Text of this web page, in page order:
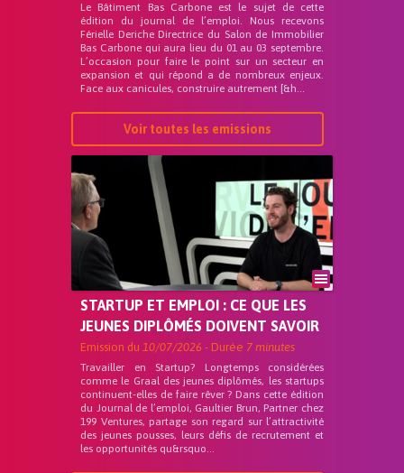
Le Bâtiment Bas Carbone est le sujet de cette
édition du journal de l’emploi. Nous recevons
Férielle Deriche Directrice du Salon de Immobilier
Bas Carbone qui aura lieu du 01 au 03 septembre.
L’occasion pour faire le point sur un secteur en
expansion et qui répond a de nombreux enjeux.
Face aux canicules, construire autrement [&h...
Voir toutes les emissions
STARTUP ET EMPLOI : CE QUE LES
JEUNES DIPLÔMÉS DOIVENT SAVOIR
Emission du 10/07/2026 - Durée 7 minutes
Travailler en Startup? Longtemps considérées
comme le Graal des jeunes diplômés, les startups
continuent-elles de faire rêver ? Dans cette édition
du Journal de l’emploi, Gaultier Brun, Partner chez
199 Ventures, partage son regard sur l’attractivité
des jeunes pousses, leurs défis de recrutement et
les opportunités qu&rsquo...